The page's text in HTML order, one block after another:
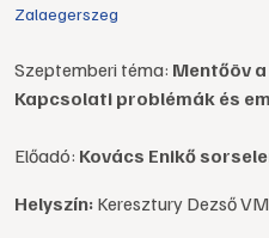
Zalaegerszeg
Szeptemberi téma: Mentőöv
Kapcsolati problémák és
Előadó: Kovács Enikő
Helyszín: Keresztury Dezső